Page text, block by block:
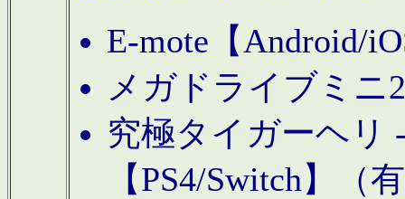
E-mote【Android/
メガドライブミニ
究極タイガーヘリ
【PS4/Switch】（